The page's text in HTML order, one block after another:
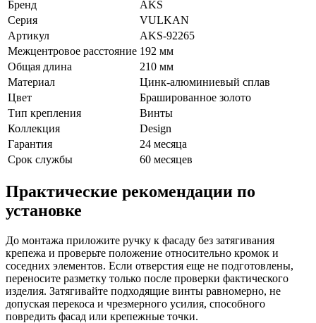
Бренд
AKS
Серия
VULKAN
Артикул
AKS-92265
Межцентровое расстояние 192 мм
Общая длина
210 мм
Материал
Цинк-алюминиевый сплав
Цвет
Брашированное золото
Тип крепления
Винты
Коллекция
Design
Гарантия
24 месяца
Срок службы
60 месяцев
Практические рекомендации по
установке
До монтажа приложите ручку к фасаду без затягивания
крепежа и проверьте положение относительно кромок и
соседних элементов. Если отверстия еще не подготовлены,
переносите разметку только после проверки фактического
изделия. Затягивайте подходящие винты равномерно, не
допуская перекоса и чрезмерного усилия, способного
повредить фасад или крепежные точки.